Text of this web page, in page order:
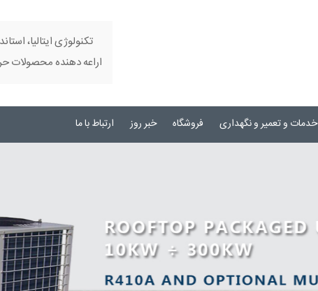
تکنولوژی ایتالیا،
اراعه دهنده محصولات
خدمات و تعمیر و نگهداری فروشگاه خبر روز ارتباط با ما